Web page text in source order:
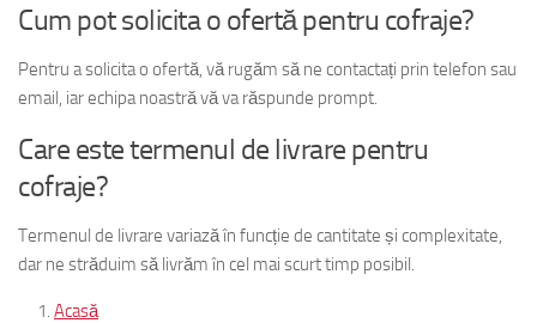
Cum pot solicita o ofertă pentru cofraje?
Pentru a solicita o ofertă, vă rugăm să ne contactați prin telefon sau
email, iar echipa noastră vă va răspunde prompt.
Care este termenul de livrare pentru
cofraje?
Termenul de livrare variază în funcție de cantitate și complexitate,
dar ne străduim să livrăm în cel mai scurt timp posibil.
Acasă